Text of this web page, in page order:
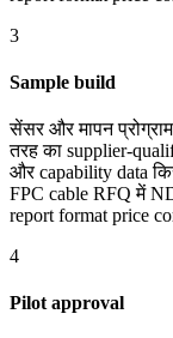
3
Sample build
सेंसर और मापन
तरह का supplier-
और capability data
FPC cable RFQ में
report format price
4
Pilot approval